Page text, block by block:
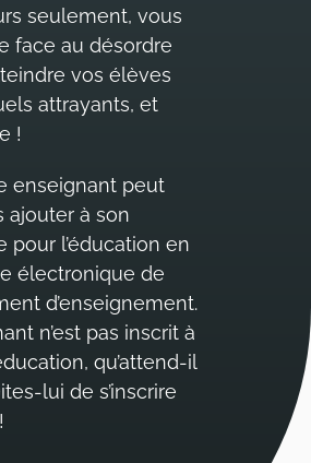
seulement, vous
face au désordre
vos élèves
attrayants, et
!
enseignant peut
ajouter à son
pour l’éducation en
électronique de
d’enseignement.
n’est pas inscrit à
qu’attend-il
lui de s’inscrire